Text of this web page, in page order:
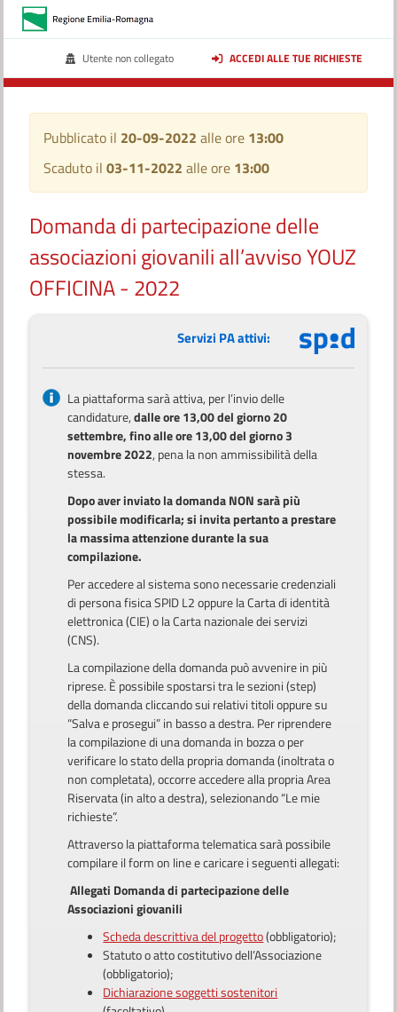
Utente non collegato ACCEDI ALLE TUE RICHIESTE
Pubblicato il 20-09-2022 alle ore 13:00
Scaduto il 03-11-2022 alle ore 13:00
Domanda di partecipazione delle
associazioni giovanili all’avviso YOUZ
OFFICINA - 2022
Servizi PA attivi:
La piattaforma sarà attiva, per l’invio delle
candidature,dalle ore 13,00 del giorno 20
settembre, fino alle ore 13,00 del giorno 3
novembre 2022, pena la non ammissibilità della
stessa.
Dopo aver inviato la domanda NON sarà più
possibile modificarla; si invita pertanto a prestare
la massima attenzione durante la sua
compilazione.
Per accedere al sistema sono necessarie credenziali
di persona fisica SPID L2 oppure la Carta di identità
elettronica (CIE) o la Carta nazionale dei servizi
(CNS).
La compilazione della domanda può avvenire in più
riprese. È possibile spostarsi tra le sezioni (step)
della domanda cliccando sui relativi titoli oppure su
“Salva e prosegui” in basso a destra. Per riprendere
la compilazione di una domanda in bozza o per
verificare lo stato della propria domanda (inoltrata o
non completata), occorre accedere alla propria Area
Riservata (in alto a destra), selezionando “Le mie
richieste”.
Attraverso la piattaforma telematica sarà possibile
compilare il form on line e caricare i seguenti allegati:
Allegati Domanda di partecipazione delle
Associazioni giovanili
Scheda descrittiva del progetto(obbligatorio);
Statuto o atto costitutivo dell’Associazione
(obbligatorio);
Dichiarazione soggetti sostenitori